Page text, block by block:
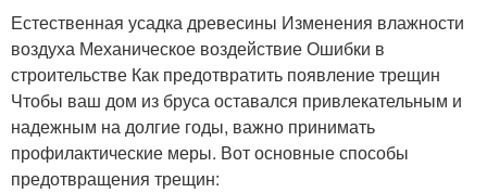
Естественная усадка древесины Изменения влажности
воздуха Механическое воздействие Ошибки в
строительстве Как предотвратить появление трещин
Чтобы ваш дом из бруса оставался привлекательным и
надежным на долгие годы, важно принимать
профилактические меры. Вот основные способы
предотвращения трещин: